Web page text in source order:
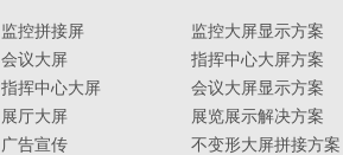
监控拼接屏
会议大屏
指挥中心大屏
展厅大屏
广告宣传
监控大屏显示方案
指挥中心大屏方案
会议大屏显示方案
展览展示解决方案
不变形大屏拼接方案